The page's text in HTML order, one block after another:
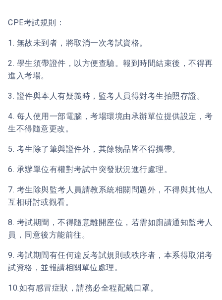
CPE考試規則：
1. 無故未到者，將取消一次考試資格。
2. 學生須帶證件，以方便查驗。報到時間結束後，不得再
進入考場。
3. 證件與本人有疑義時，監考人員得對考生拍照存證。
4. 每人使用一部電腦，考場環境由承辦單位提供設定，考
生不得隨意更改。
5. 考生除了筆與證件外，其餘物品皆不得攜帶。
6. 承辦單位有權對考試中突發狀況進行處理。
7. 考生除與監考人員請教系統相關問題外，不得與其他人
互相研討或觀看。
8. 考試期間，不得隨意離開座位，若需如廁請通知監考人
員，同意後方能前往。
9. 考試期間有任何違反考試規則或秩序者，本系得取消考
試資格，並報請相關單位處理。
10.如有感冒症狀，請務必全程配戴口罩。